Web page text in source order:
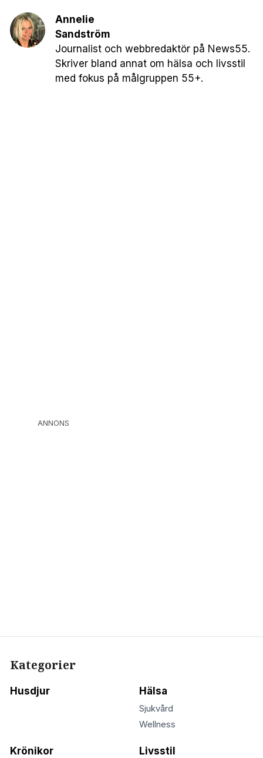
Annelie
Sandström
Journalist och webbredaktör på News55.
Skriver bland annat om hälsa och livsstil
med fokus på målgruppen 55+.
ANNONS
Kategorier
Husdjur Hälsa
Sjukvård
Wellness
Krönikor Livsstil